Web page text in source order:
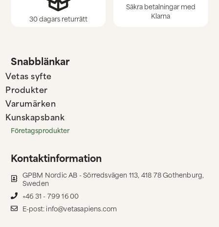
30 dagars returrätt
Säkra betalningar med
Klarna
Snabblänkar
Vetas syfte
Produkter
Varumärken
Kunskapsbank
Företagsprodukter
Kontaktinformation
GPBM Nordic AB - Sörredsvägen 113, 418 78 Gothenburg,
Sweden
+46 31 - 799 16 00
E-post: info@vetasapiens.com